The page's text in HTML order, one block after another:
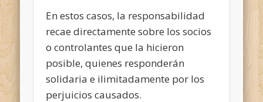
En estos casos, la responsabilidad
recae directamente sobre los socios
o controlantes que la hicieron
posible, quienes responderán
solidaria e ilimitadamente por los
perjuicios causados.